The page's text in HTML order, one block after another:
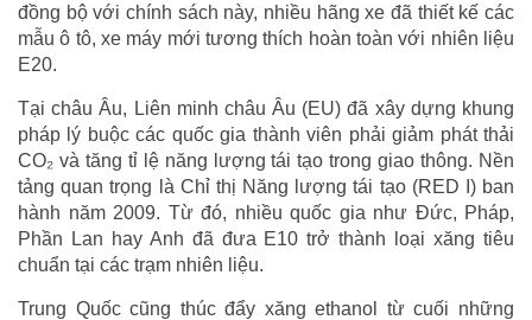
đồng bộ với chính sách này, nhiều hãng xe đã thiết kế các
mẫu ô tô, xe máy mới tương thích hoàn toàn với nhiên liệu
E20.
Tại châu Âu, Liên minh châu Âu (EU) đã xây dựng khung
pháp lý buộc các quốc gia thành viên phải giảm phát thải
CO₂ và tăng tỉ lệ năng lượng tái tạo trong giao thông. Nền
tảng quan trọng là Chỉ thị Năng lượng tái tạo (RED I) ban
hành năm 2009. Từ đó, nhiều quốc gia như Đức, Pháp,
Phần Lan hay Anh đã đưa E10 trở thành loại xăng tiêu
chuẩn tại các trạm nhiên liệu.
Trung Quốc cũng thúc đẩy xăng ethanol từ cuối những